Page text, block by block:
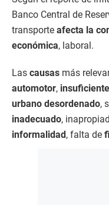
Banco Central de
transporte afecta la
económica, laboral.
Las causas más
automotor,
urbano desordenado,
inadecuado,
informalidad, falta de